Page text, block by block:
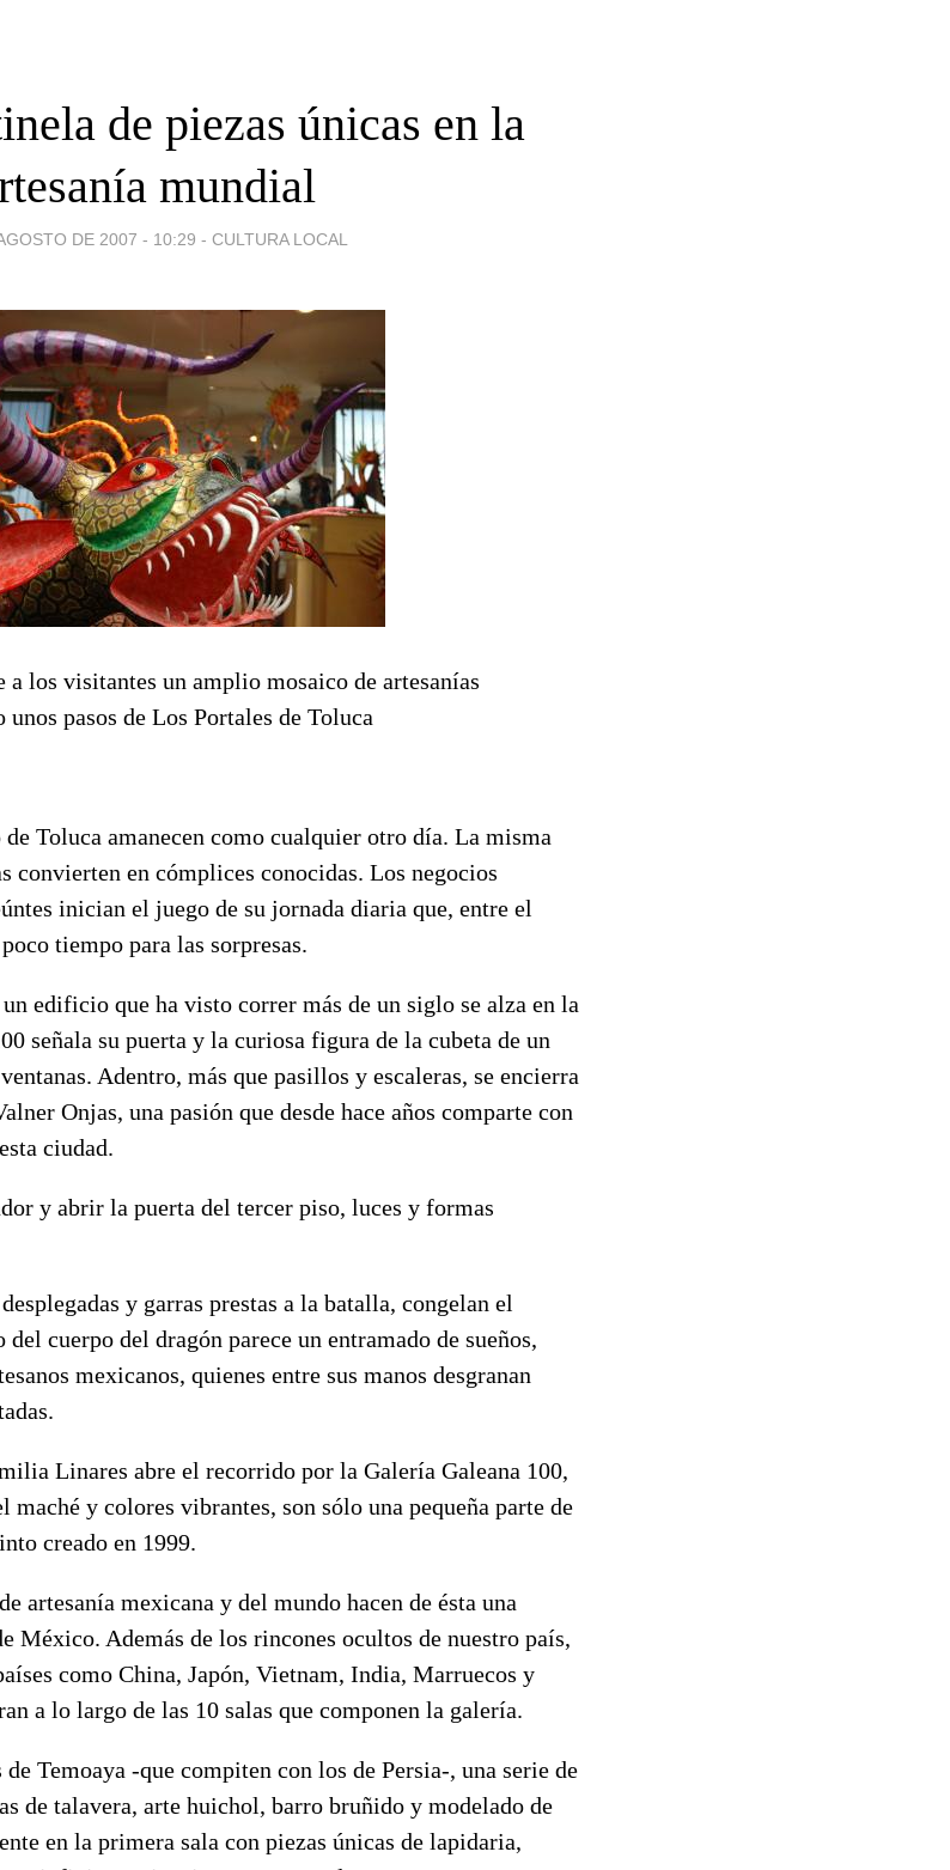
de piezas únicas en la
mundial
DE 2007 - 10:29 - CULTURA LOCAL
a los visitantes un amplio mosaico de artesanías
pasos de Los Portales de Toluca
Toluca amanecen como cualquier otro día. La misma
convierten en cómplices conocidas. Los negocios
inician el juego de su jornada diaria que, entre el
tiempo para las sorpresas.
edificio que ha visto correr más de un siglo se alza en la
señala su puerta y la curiosa figura de la cubeta de un
Adentro, más que pasillos y escaleras, se encierra
Onjas, una pasión que desde hace años comparte con
ciudad.
y abrir la puerta del tercer piso, luces y formas
y garras prestas a la batalla, congelan el
cuerpo del dragón parece un entramado de sueños,
mexicanos, quienes entre sus manos desgranan
Linares abre el recorrido por la Galería Galeana 100,
maché y colores vibrantes, son sólo una pequeña parte de
creado en 1999.
artesanía mexicana y del mundo hacen de ésta una
México. Además de los rincones ocultos de nuestro país,
como China, Japón, Vietnam, India, Marruecos y
a lo largo de las 10 salas que componen la galería.
Temoaya -que compiten con los de Persia-, una serie de
de talavera, arte huichol, barro bruñido y modelado de
en la primera sala con piezas únicas de lapidaria,